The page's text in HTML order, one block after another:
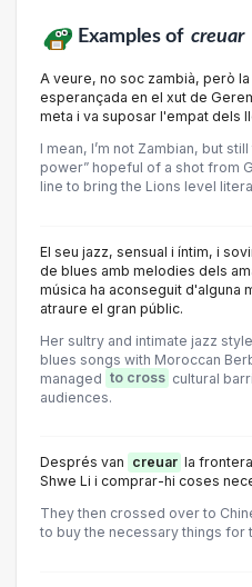
Examples of creuar
A veure, no soc zambià, però
esperançada en el xut de
meta i va suposar l'empat dels
I mean, I’m not Zambian, but
power” hopeful of a shot from
line to bring the Lions level
El seu jazz, sensual i íntim, i
de blues amb melodies dels
música ha aconseguit d'alguna
atraure el gran públic.
Her sultry and intimate jazz
blues songs with Moroccan
managed to cross cultural
audiences.
Després van creuar la
Shwe Li i comprar-hi coses
They then crossed over to
to buy the necessary things for